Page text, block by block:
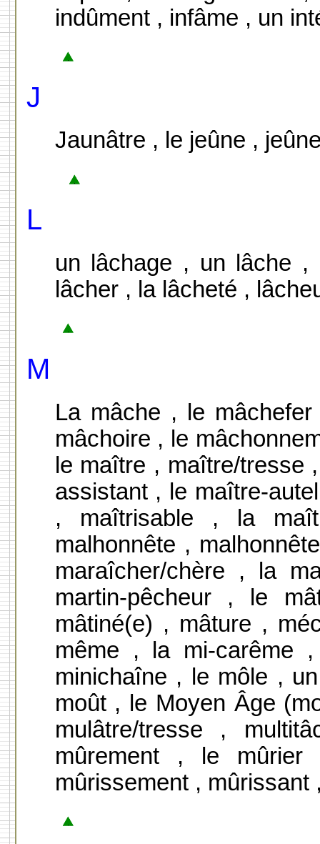
indûment , infâme , un
J
Jaunâtre , le jeûne ,
L
un lâchage , un lâche
lâcher , la lâcheté ,
M
La mâche , le
mâchoire , le
le maître , maître/tresse
assistant , le maître-
, maîtrisable , la
malhonnête ,
maraîcher/chère , la
martin-pêcheur , le
mâtiné(e) , mâture ,
même , la mi-carême
minichaîne , le môle ,
moût , le Moyen Âge
mulâtre/tresse ,
mûrement , le
mûrissement , mûrissant